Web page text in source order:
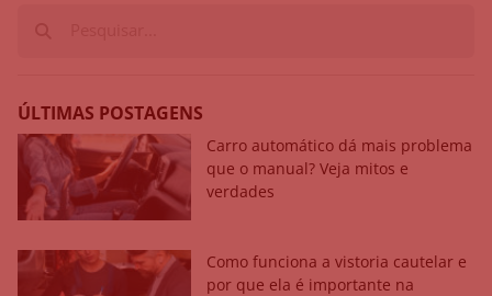
ÚLTIMAS POSTAGENS
Carro automático dá mais problema
que o manual? Veja mitos e
verdades
Como funciona a vistoria cautelar e
por que ela é importante na